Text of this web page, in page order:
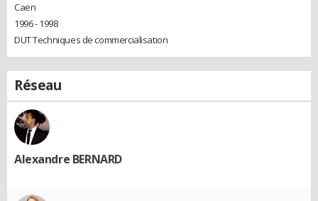
Caen
1996 - 1998
DUT Techniques de commercialisation
Réseau
Alexandre BERNARD